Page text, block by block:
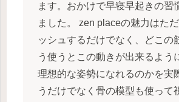
ます。おかけで早寝早起きの習
ました。 zen placeの魅力はた
ッシュするだけでなく、どこの
う使うとこの動きが出来るよう
理想的な姿勢になれるのかを実
うだけでなく骨の模型も使って